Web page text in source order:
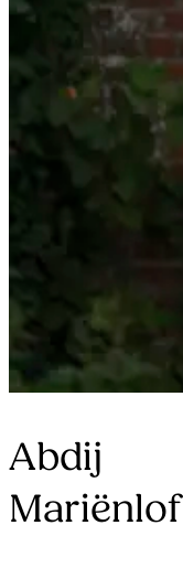
Abdij
Mariënlof